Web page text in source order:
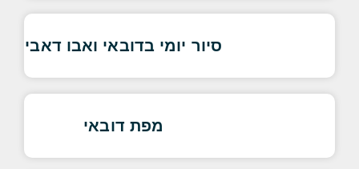
סיור יומי בדובאי ואבו דאבי
מפת דובאי